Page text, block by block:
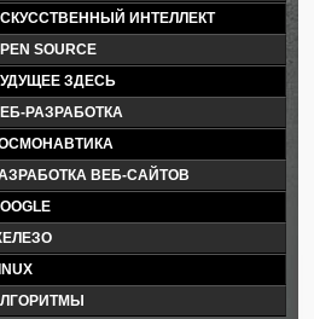
ИНТЕЛЛЕКТ
SOURCE
ЗДЕСЬ
РАЗРАБОТКА
ВЕБ-САЙТОВ